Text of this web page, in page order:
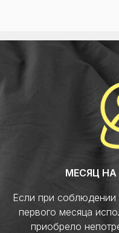
МЕСЯЦ НА
Если при соблюдении
первого месяца
приобрело